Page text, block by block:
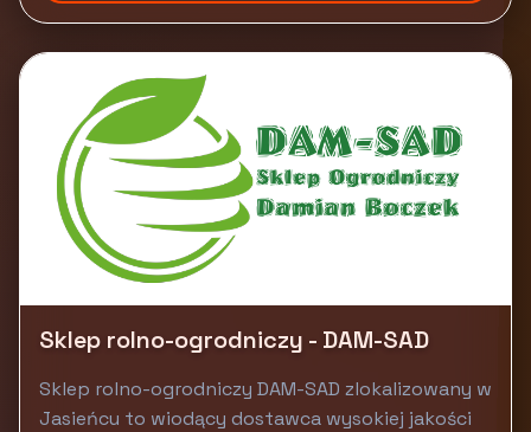
Sklep rolno-ogrodniczy - DAM-SAD
Sklep rolno-ogrodniczy DAM-SAD zlokalizowany w
Jasieńcu to wiodący dostawca wysokiej jakości